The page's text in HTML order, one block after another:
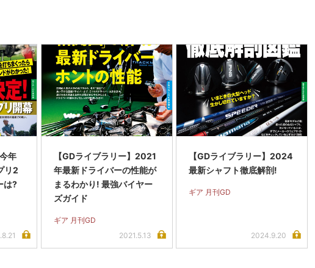
年
リ2
は?
【GDライブラリー】2021
年最新ドライバーの性能が
まるわかり! 最強バイヤー
ズガイド
ギア 月刊GD
2021.5.13
【GDライブラリー】2024
最新シャフト徹底解剖!
ギア 月刊GD
2024.9.20